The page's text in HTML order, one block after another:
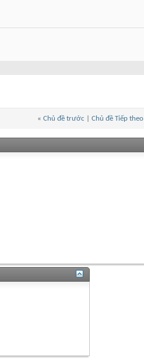
« Chủ đề trước Chủ đề Tiếp theo